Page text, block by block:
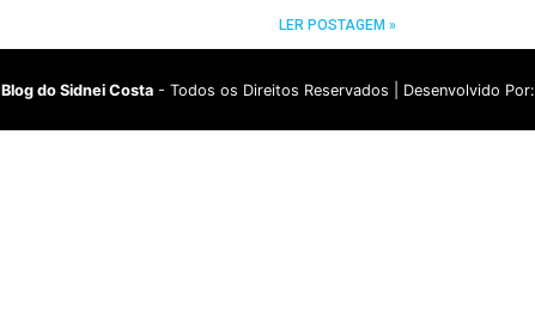
LER POSTAGEM »
Blog do Sidnei Costa- Todos os Direitos Reservados | Desenvolvido Por: